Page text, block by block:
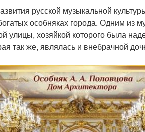
русской музыкальной
особняках города. Одним из
улицы, хозяйкой которого была
так же, являлась и внебрачной